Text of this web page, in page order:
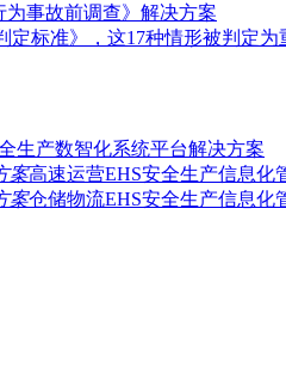
事故前调查》解决方案
标准》，这17种情形被判定为
生产数智化系统平台解决方案
高速运营EHS安全生产信息化
仓储物流EHS安全生产信息化